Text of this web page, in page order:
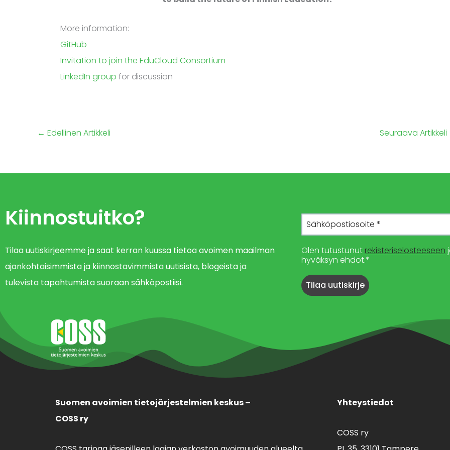
More information:
GitHub
Invitation to join the EduCloud Consortium
LinkedIn group for discussion
← Edellinen Artikkeli Seuraava Artikkeli
Kiinnostuitko?
Tilaa uutiskirjeemme ja saat kerran kuussa tietoa avoimen maailman
ajankohtaisimmista ja kiinnostavimmista uutisista, blogeista ja
tulevista tapahtumista suoraan sähköpostiisi.
Olen tutustunut rekisteriselosteeseen
hyväksyn ehdot.*
Suomen avoimien tietojärjestelmien keskus –
COSS ry
Yhteystiedot
COSS ry